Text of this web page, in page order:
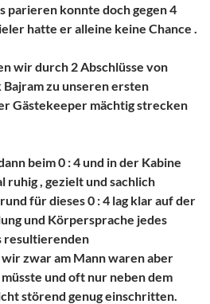
parieren konnte doch gegen 4
hatte er alleine keine Chance .
wir durch 2 Abschlüsse von
zu unseren ersten
Gästekeeper mächtig strecken
beim 0 : 4 und in der Kabine
ruhig , gezielt und sachlich
für dieses 0 : 4 lag klar auf der
und Körpersprache jedes
resultierenden
zwar am Mann waren aber
und oft nur neben dem
störend genug einschritten.